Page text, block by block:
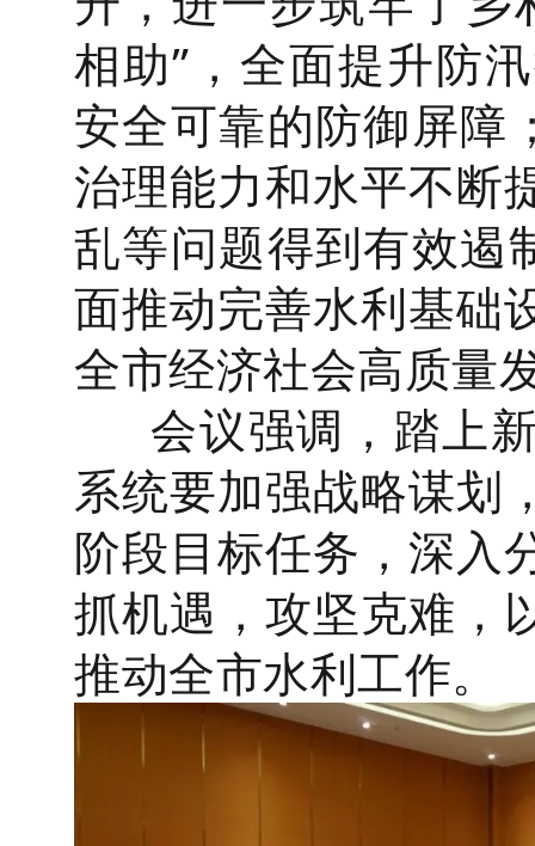
相助”，全面提升防
安全可靠的防御屏障
治理能力和水平不断
乱等问题得到有效遏
面推动完善水利基础
全市经济社会高质量
会议强调，踏上新
系统要加强战略谋划
阶段目标任务，深入
抓机遇，攻坚克难，
推动全市水利工作。